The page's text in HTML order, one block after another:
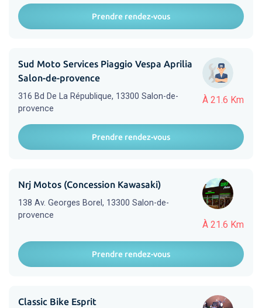
Prendre rendez-vous
À 21.6 Km
Sud Moto Services Piaggio Vespa Aprilia
Salon-de-provence
316 Bd De La République, 13300 Salon-de-
provence
Prendre rendez-vous
À 21.6 Km
Nrj Motos (Concession Kawasaki)
138 Av. Georges Borel, 13300 Salon-de-
provence
Prendre rendez-vous
Classic Bike Esprit